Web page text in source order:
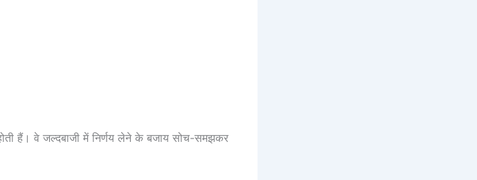
हैं। वे जल्दबाजी में निर्णय लेने के बजाय सोच-समझकर